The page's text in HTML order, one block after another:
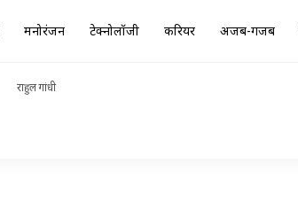
मनोरंजन टेक्नोलॉजी करियर अजब-गजब
राहुल गांधी